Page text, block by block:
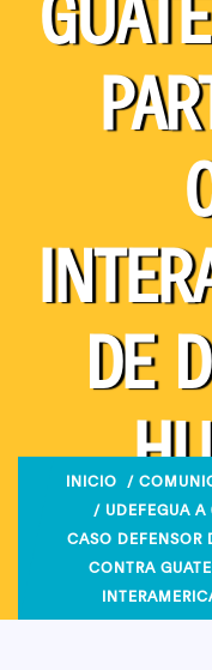
DE
INICIO /
/ UDEFEGUA A
CASO DEFENSOR
CONTRA